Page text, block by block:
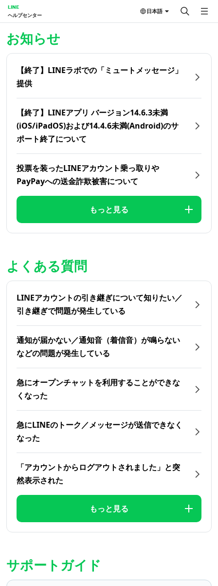
LINE
ヘルプセンター
日本語
お知らせ
【終了】LINEラボでの「ミュートメッセージ」
提供
【終了】LINEアプリ バージョン14.6.3未満
(iOS/iPadOS)および14.4.6未満(Android)のサ
ポート終了について
投票を装ったLINEアカウント乗っ取りや
PayPayへの送金詐欺被害について
もっと見る
よくある質問
LINEアカウントの引き継ぎについて知りたい／
引き継ぎで問題が発生している
通知が届かない／通知音（着信音）が鳴らない
などの問題が発生している
急にオープンチャットを利用することができな
くなった
急にLINEのトーク／メッセージが送信できなく
なった
「アカウントからログアウトされました」と突
然表示された
もっと見る
サポートガイド